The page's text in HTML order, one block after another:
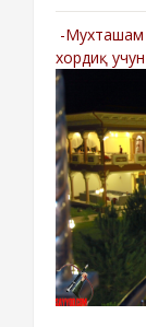
-Мухташам
хордиқ